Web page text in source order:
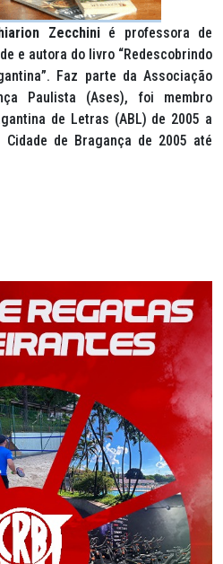
Zecchinié professora de
e autora do livro “Redescobrindo
Faz parte da Associação
Paulista (Ases), foi membro
de Letras (ABL) de 2005 a
de Bragança de 2005 até